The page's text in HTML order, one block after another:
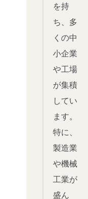
を持
ち、多
くの中
小企業
や工場
が集積
してい
ます。
特に、
製造業
や機械
工業が
盛ん